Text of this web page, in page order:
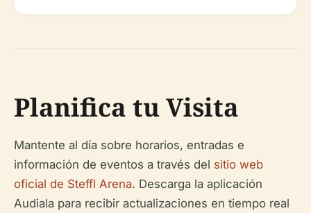
Planifica tu Visita
Mantente al día sobre horarios, entradas e
información de eventos a través del sitio web
oficial de Steffl Arena. Descarga la aplicación
Audiala para recibir actualizaciones en tiempo real